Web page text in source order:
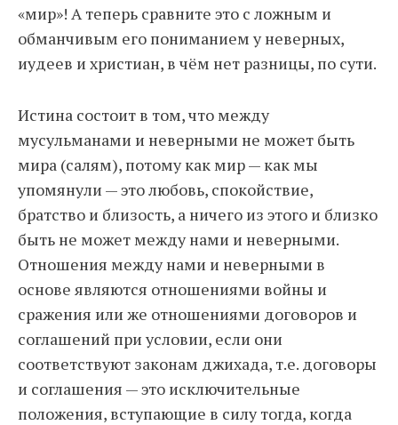
«мир»! А теперь сравните это с ложным и
обманчивым его пониманием у неверных,
иудеев и христиан, в чём нет разницы, по сути.
Истина состоит в том, что между
мусульманами и неверными не может быть
мира (салям), потому как мир — как мы
упомянули — это любовь, спокойствие,
братство и близость, а ничего из этого и близко
быть не может между нами и неверными.
Отношения между нами и неверными в
основе являются отношениями войны и
сражения или же отношениями договоров и
соглашений при условии, если они
соответствуют законам джихада, т. е. договоры
и соглашения — это исключительные
положения, вступающие в силу тогда, когда